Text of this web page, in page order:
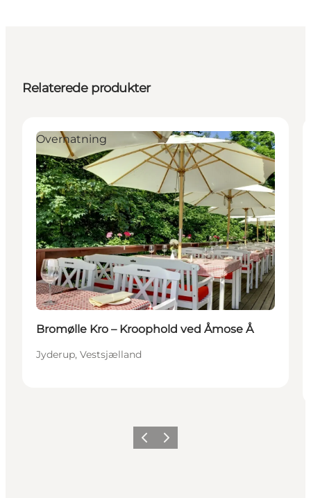
Relaterede produkter
Overnatning
Bromølle Kro – Kroophold ved Åmose Å
Jyderup, Vestsjælland
ForrigeNæste